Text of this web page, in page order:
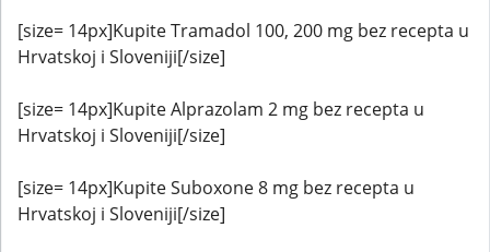
[size= 14px]Kupite Tramadol 100, 200 mg bez recepta u
Hrvatskoj i Sloveniji[/size]
[size= 14px]Kupite Alprazolam 2 mg bez recepta u
Hrvatskoj i Sloveniji[/size]
[size= 14px]Kupite Suboxone 8 mg bez recepta u
Hrvatskoj i Sloveniji[/size]